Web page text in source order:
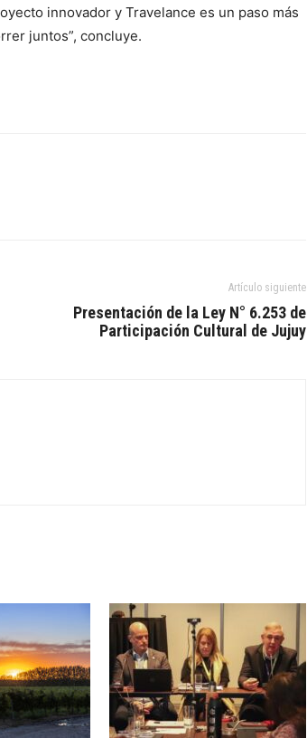
innovador y Travelance es un paso más
juntos”, concluye.
Artículo siguiente
Presentación de la Ley N° 6.253 de
Participación Cultural de Jujuy